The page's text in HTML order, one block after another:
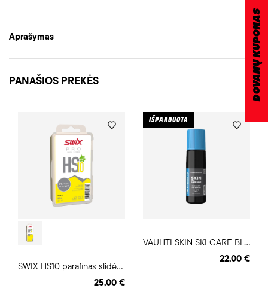
Aprašymas
PANAŠIOS PREKĖS
S
WIX HS10 parafinas slidėms
25,00 €
V
AUHTI SKIN SKI CARE BLUE parafinas
22,00 €
IŠPARDUOTA
DOVANŲ KUPONAS